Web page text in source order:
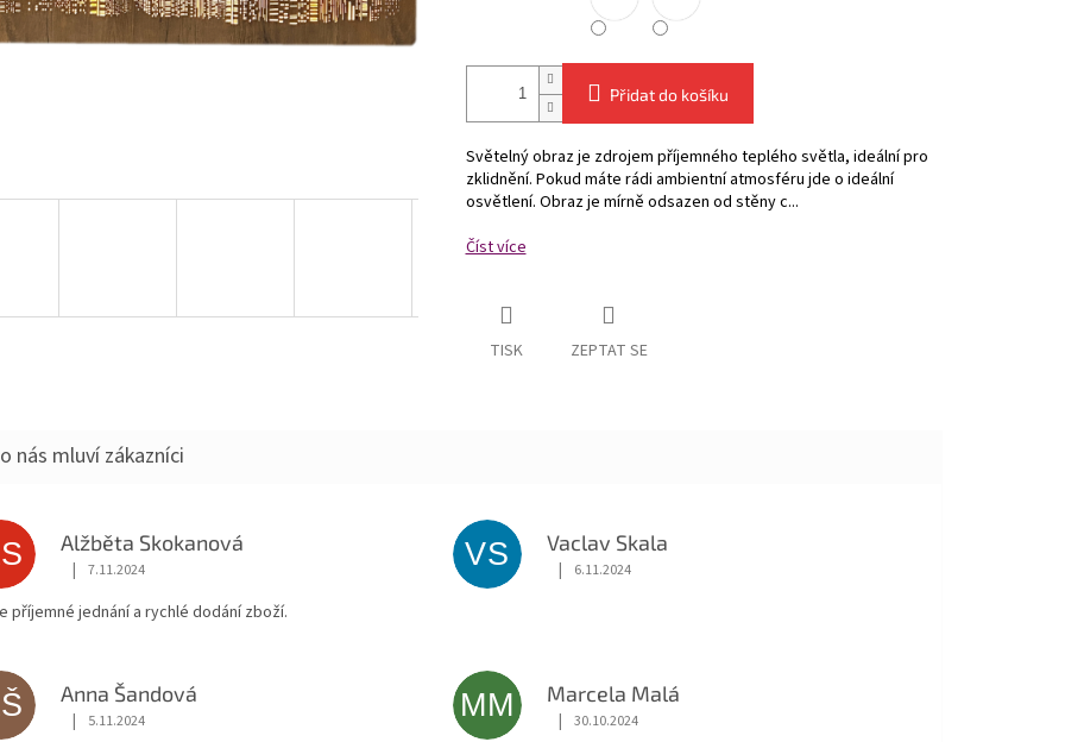
Přidat do košíku
Světelný obraz je zdrojem příjemného teplého světla, ideální pro
zklidnění. Pokud máte rádi ambientní atmosféru jde o ideální
osvětlení. Obraz je mírně odsazen od stěny c...
Číst více
TISK ZEPTAT SE
nás mluví zákazníci
Alžběta Skokanová
Hodnocení obchodu je 5 z 5 hvězdiček.
| 7.11.2024
příjemné jednání a rychlé dodání zboží.
VS Vaclav Skala
Hodnocení obchodu je 5 z 5 hvězdiček.
| 6.11.2024
Anna Šandová
Hodnocení obchodu je 5 z 5 hvězdiček.
| 5.11.2024 MM Marcela Malá
Hodnocení obchodu je 5 z 5 hvězdiček.
| 30.10.2024